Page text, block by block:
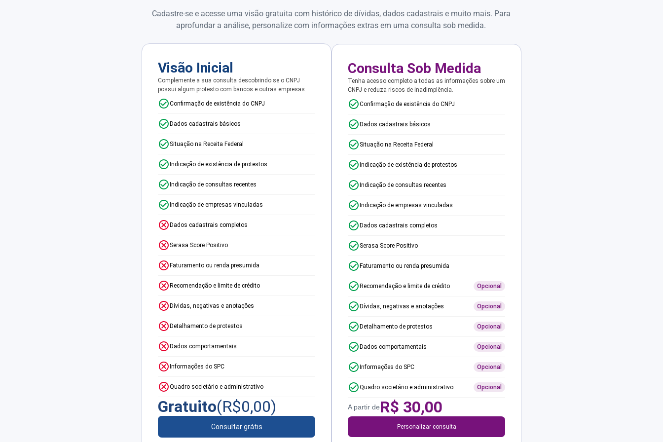
Cadastre-se e acesse uma visão gratuita com histórico de dívidas, dados cadastrais e muito mais. Para
aprofundar a análise, personalize com informações extras em uma consulta sob medida.
Visão Inicial
Complemente a sua consulta descobrindo se o CNPJ
possui algum protesto com bancos e outras empresas.
Confirmação de existência do CNPJ
Dados cadastrais básicos
Situação na Receita Federal
Indicação de existência de protestos
Indicação de consultas recentes
Indicação de empresas vinculadas
Dados cadastrais completos
Serasa Score Positivo
Faturamento ou renda presumida
Recomendação e limite de crédito
Dívidas, negativas e anotações
Detalhamento de protestos
Dados comportamentais
Informações do SPC
Quadro societário e administrativo
Gratuito(R$0,00)
Consultar grátis
Consulta Sob Medida
Tenha acesso completo a todas as informações sobre um
CNPJ e reduza riscos de inadimplência.
Confirmação de existência do CNPJ
Dados cadastrais básicos
Situação na Receita Federal
Indicação de existência de protestos
Indicação de consultas recentes
Indicação de empresas vinculadas
Dados cadastrais completos
Serasa Score Positivo
Faturamento ou renda presumida
Recomendação e limite de crédito Opcional
Dívidas, negativas e anotações Opcional
Detalhamento de protestos Opcional
Dados comportamentais Opcional
Informações do SPC Opcional
Quadro societário e administrativo Opcional
A partir deR$ 30,00
Personalizar consulta